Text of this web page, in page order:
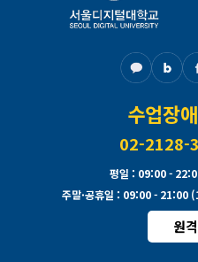
수업장
02-2128-
평일 : 09:00 -
주말·공휴일 : 09:00 - 21:00
원